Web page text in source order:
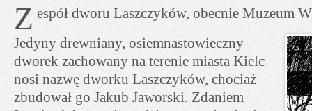
Z espół dworu Laszczyków, obecnie Muzeum
Jedyny drewniany, osiemnastowieczny
dworek zachowany na terenie miasta Kielc
nosi nazwę dworku Laszczyków, chociaż
zbudował go Jakub Jaworski. Zdaniem